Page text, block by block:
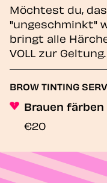
Möchtest du,
"ungeschminkt"
bringt alle
VOLL zur Geltung.
BROW TINTING
Brauen färben
€20